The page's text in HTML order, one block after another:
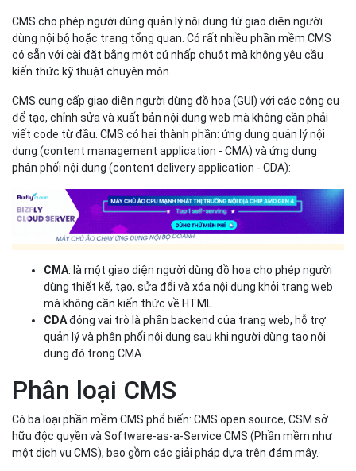
dùng thiết kế, tạo, sửa đổi và xóa nội dung khỏi trang web
mà không cần kiến thức về HTML.
CDAđóng vai trò là phần backend của trang web, hỗ trợ
quản lý và phân phối nội dung sau khi người dùng tạo nội
dung đó trong CMA.
Phân loại CMS
Có ba loại phần mềm CMS phổ biến: CMS open source, CSM sở
hữu độc quyền và Software-as-a-Service CMS (Phần mềm như
một dịch vụ CMS), bao gồm các giải pháp dựa trên đám mây.
1. CMS open source
CMS open source hay CMS mã nguồn mở, là phần mềm bạn có
thể tải xuống mà không mất phí ban đầu. Tuy nhiên, với CMS
trợ giúp kỹ thuật trong quá trình cài đặt và thiết lập
tùy chỉnh để mở rộng phần mềm ra ngoài cung cấp cốt lõi
các template, tiện ích bổ sung và plugin tương thích (mặc
dù có thể có các phiên bản miễn phí)
nhân viên đào tạo